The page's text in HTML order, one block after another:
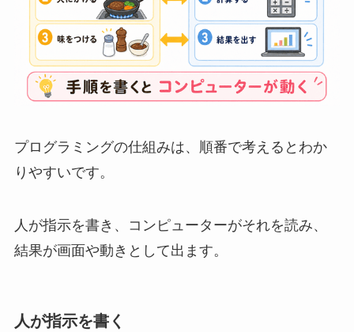
プログラミングの仕組みは、順番で考えるとわか
りやすいです。
人が指示を書き、コンピューターがそれを読み、
結果が画面や動きとして出ます。
人が指示を書く